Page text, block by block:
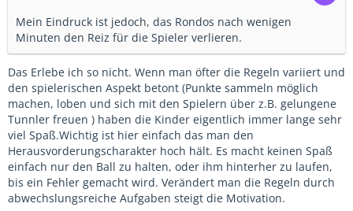
Mein Eindruck ist jedoch, das Rondos nach wenigen
Minuten den Reiz für die Spieler verlieren.
Das Erlebe ich so nicht. Wenn man öfter die Regeln variiert und
den spielerischen Aspekt betont (Punkte sammeln möglich
machen, loben und sich mit den Spielern über z.B. gelungene
Tunnler freuen ) haben die Kinder eigentlich immer lange sehr
viel Spaß.Wichtig ist hier einfach das man den
Herausvorderungscharakter hoch hält. Es macht keinen Spaß
einfach nur den Ball zu halten, oder ihm hinterher zu laufen,
bis ein Fehler gemacht wird. Verändert man die Regeln durch
abwechslungsreiche Aufgaben steigt die Motivation.